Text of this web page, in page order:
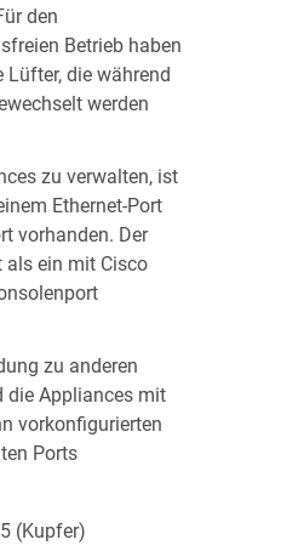
den
Betrieb haben
Lüfter, die während
werden
zu verwalten, ist
Ethernet-Port
vorhanden. Der
als ein mit Cisco
zu anderen
die Appliances mit
vorkonfigurierten
Ports
(Kupfer)